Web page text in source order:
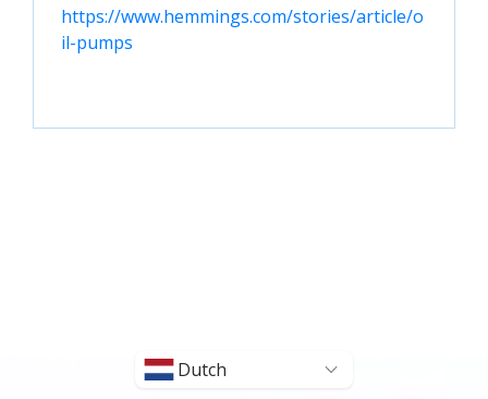
https://www.hemmings.com/stories/article/o
il-pumps
Dutch